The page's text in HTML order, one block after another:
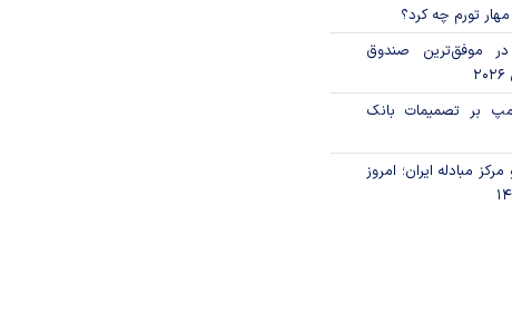
تورم چه کرد؟
موفق‌ترین صندوق
بر تصمیمات بانک
مبادله ایران؛ امروز